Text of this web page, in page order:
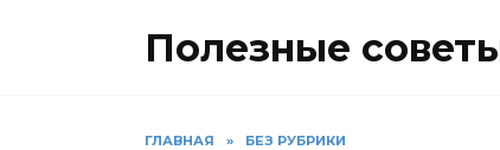
Полезные
ГЛАВНАЯ » БЕЗ РУБРИКИ